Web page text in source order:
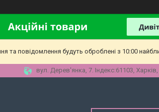
та повідомлення будуть оброблені з 10:00
вул. Дерев'янка, 7. Індекс:61103, Харків,